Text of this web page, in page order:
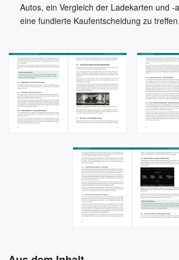
Autos, ein Vergleich der Ladekarten und -
eine fundierte Kaufentscheidung zu treffen.